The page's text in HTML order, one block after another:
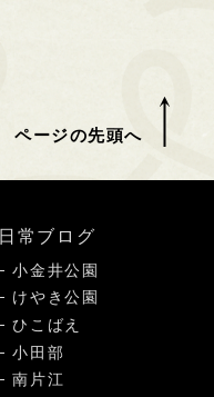
ページの先頭へ
日常ブログ
小金井公園
けやき公園
ひこばえ
小田部
南片江